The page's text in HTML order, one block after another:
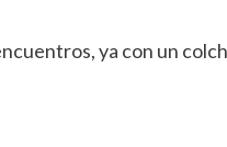
ya con un